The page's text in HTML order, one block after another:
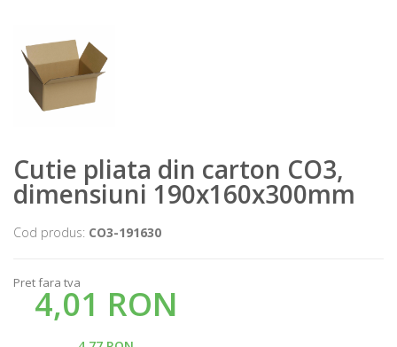
Cutie pliata din carton CO3,
dimensiuni 190x160x300mm
Cod produs: CO3-191630
Pret fara tva
4,01 RON